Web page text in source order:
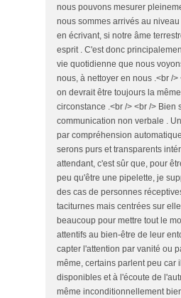
nous pouvons mesurer
nous sommes arrivés au
en écrivant, si notre âme
esprit . C'est donc
vie quotidienne que nous
nous, à nettoyer en nous .<br /
on devrait être toujours la
circonstance .<br /> <br /> Bien
communication non verbale .
par compréhension
serons purs et transparents
attendant, c'est sûr que, pour
peu qu'être une pipelette, je
des cas de personnes
taciturnes mais centrées sur
beaucoup pour mettre tout le
attentifs au bien-être de leur
capter l'attention par vanité ou
même, certains parlent peu car
disponibles et à l'écoute de
même inconditionnellement